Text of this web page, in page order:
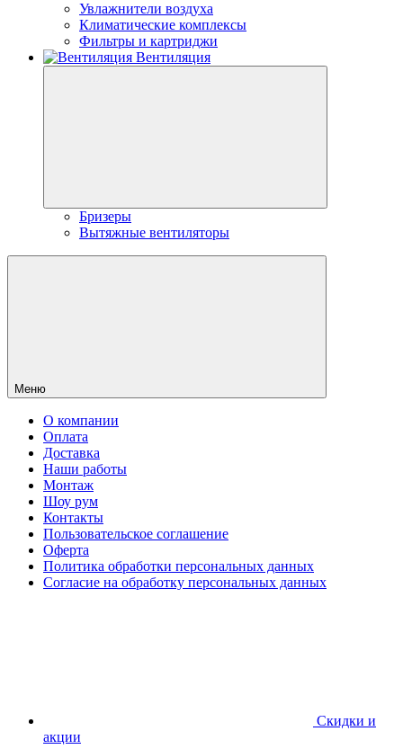
Увлажнители воздуха
Климатические комплексы
Фильтры и картриджи
Вентиляция
Бризеры
Вытяжные вентиляторы
Меню
О компании
Оплата
Доставка
Наши работы
Монтаж
Шоу рум
Контакты
Пользовательское соглашение
Оферта
Политика обработки персональных данных
Согласие на обработку персональных данных
Скидки и
акции